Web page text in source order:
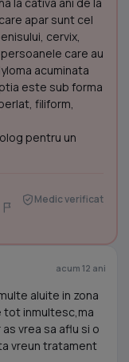
apar sunt cel
cervix,
care au
acuminata
este sub forma
filiform,
pentru un
Medic verificat
acum 12 ani
aluite in zona
tot inmultesc,ma
vrea sa aflu si o
vreun tratament